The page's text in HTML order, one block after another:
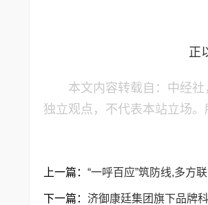
正
本文内容转载自：中经
独立观点，不代表本站立场
上一篇： “一呼百应”筑防线,多方
下一篇： 济御康廷集团旗下品牌